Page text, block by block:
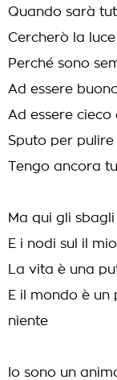
Quando sarà
Cercherò la
Perché sono
Ad essere
Ad essere cieco
Sputo per
Tengo ancora
Ma qui gli
E i nodi sul il
La vita è una
E il mondo è
niente
Io sono un